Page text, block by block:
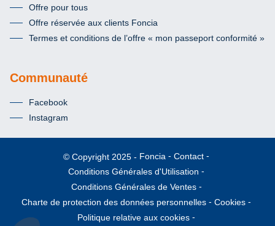
Offre pour tous
Offre réservée aux clients Foncia
Termes et conditions de l’offre « mon passeport conformité »
Communauté
Facebook
Instagram
© Copyright 2025 Foncia
Contact
Conditions Générales d'Utilisation
Conditions Générales de Ventes
Charte de protection des données personnelles
Cookies
Politique relative aux cookies